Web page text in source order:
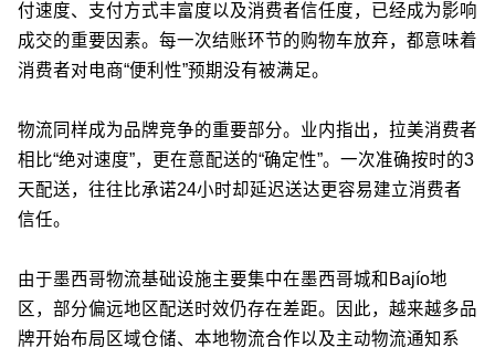
付速度、支付方式丰富度以及消费者信任度，已经成为影响
成交的重要因素。每一次结账环节的购物车放弃，都意味着
消费者对电商“便利性”预期没有被满足。
物流同样成为品牌竞争的重要部分。业内指出，拉美消费者
相比“绝对速度”，更在意配送的“确定性”。一次准确按时的3
天配送，往往比承诺24小时却延迟送达更容易建立消费者
信任。
由于墨西哥物流基础设施主要集中在墨西哥城和Bajío地
区，部分偏远地区配送时效仍存在差距。因此，越来越多品
牌开始布局区域仓储、本地物流合作以及主动物流通知系